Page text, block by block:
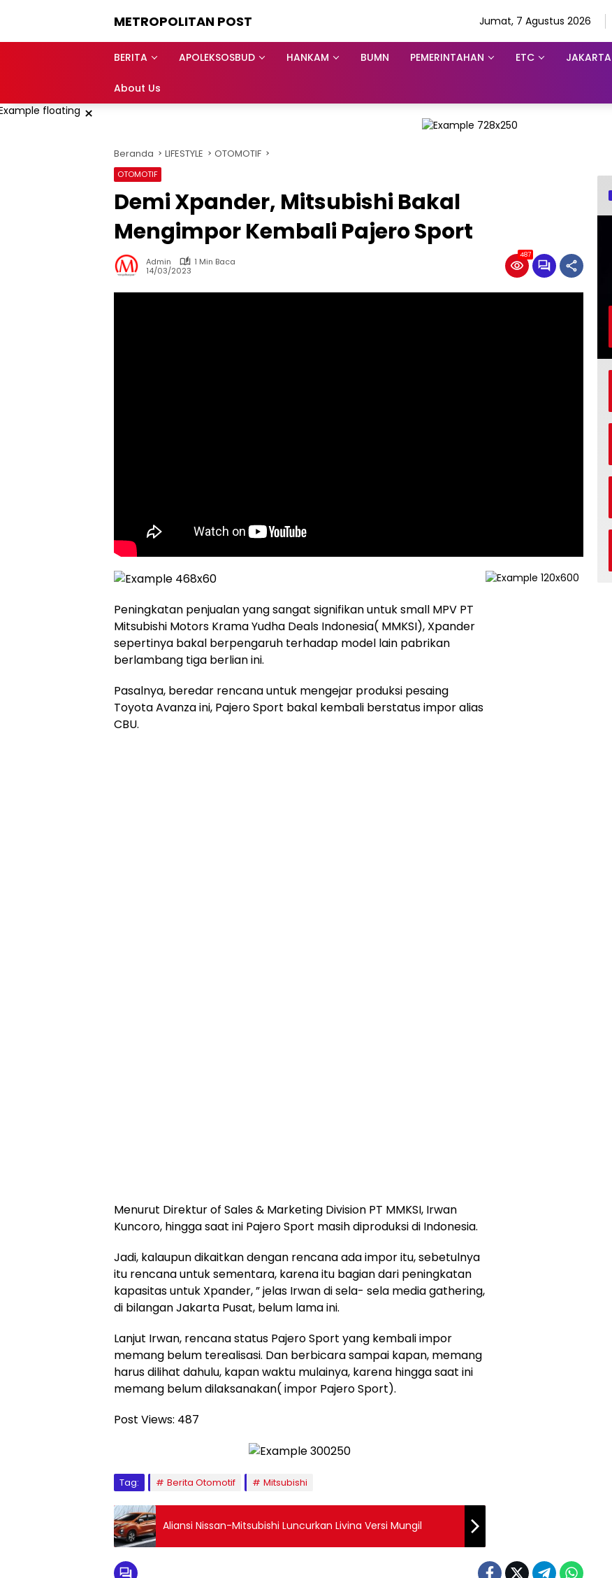
METROPOLITAN POST Jumat, 7 Agustus 2026
BERITA APOLEKSOSBUD HANKAM BUMN PEMERINTAHAN ETC JAKARTA
About Us
×
Beranda LIFESTYLE OTOMOTIF
OTOMOTIF
Demi Xpander, Mitsubishi Bakal
Mengimpor Kembali Pajero Sport
Admin
1 Min Baca
14/03/2023
487
Peningkatan penjualan yang sangat signifikan untuk small MPV PT
Mitsubishi Motors Krama Yudha Deals Indonesia( MMKSI), Xpander
sepertinya bakal berpengaruh terhadap model lain pabrikan
berlambang tiga berlian ini.
Pasalnya, beredar rencana untuk mengejar produksi pesaing
Toyota Avanza ini, Pajero Sport bakal kembali berstatus impor alias
CBU.
Menurut Direktur of Sales & Marketing Division PT MMKSI, Irwan
Kuncoro, hingga saat ini Pajero Sport masih diproduksi di Indonesia.
Jadi, kalaupun dikaitkan dengan rencana ada impor itu, sebetulnya
itu rencana untuk sementara, karena itu bagian dari peningkatan
kapasitas untuk Xpander, ” jelas Irwan di sela- sela media gathering,
di bilangan Jakarta Pusat, belum lama ini.
Lanjut Irwan, rencana status Pajero Sport yang kembali impor
memang belum terealisasi. Dan berbicara sampai kapan, memang
harus dilihat dahulu, kapan waktu mulainya, karena hingga saat ini
memang belum dilaksanakan( impor Pajero Sport).
Post Views: 487
Tag: Berita Otomotif Mitsubishi
Aliansi Nissan-Mitsubishi Luncurkan Livina Versi Mungil